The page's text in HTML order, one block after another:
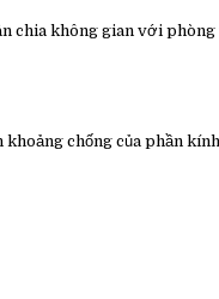
chia không gian với
chống của phần